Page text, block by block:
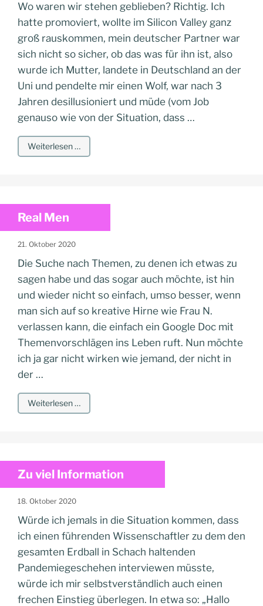
Wo waren wir stehen geblieben? Richtig. Ich
hatte promoviert, wollte im Silicon Valley ganz
groß rauskommen, mein deutscher Partner war
sich nicht so sicher, ob das was für ihn ist, also
wurde ich Mutter, landete in Deutschland an der
Uni und pendelte mir einen Wolf, war nach 3
Jahren desillusioniert und müde (vom Job
genauso wie von der Situation, dass …
Weiterlesen …
Real Men
21. Oktober 2020
Die Suche nach Themen, zu denen ich etwas zu
sagen habe und das sogar auch möchte, ist hin
und wieder nicht so einfach, umso besser, wenn
man sich auf so kreative Hirne wie Frau N.
verlassen kann, die einfach ein Google Doc mit
Themenvorschlägen ins Leben ruft. Nun möchte
ich ja gar nicht wirken wie jemand, der nicht in
der …
Weiterlesen …
Zu viel Information
18. Oktober 2020
Würde ich jemals in die Situation kommen, dass
ich einen führenden Wissenschaftler zu dem den
gesamten Erdball in Schach haltenden
Pandemiegeschehen interviewen müsste,
würde ich mir selbstverständlich auch einen
frechen Einstieg überlegen. In etwa so: „Hallo